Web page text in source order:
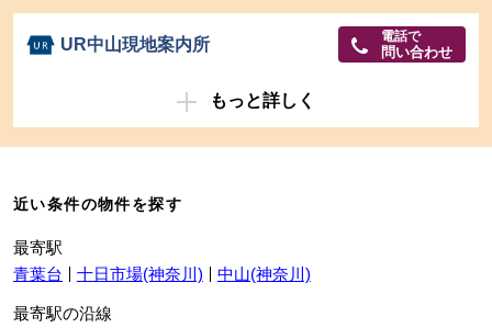
UR中山現地案内所 電話で
問い合わせ
もっと詳しく
近い条件の物件を探す
最寄駅
青葉台
十日市場(神奈川) 中山(神奈川)
最寄駅の沿線